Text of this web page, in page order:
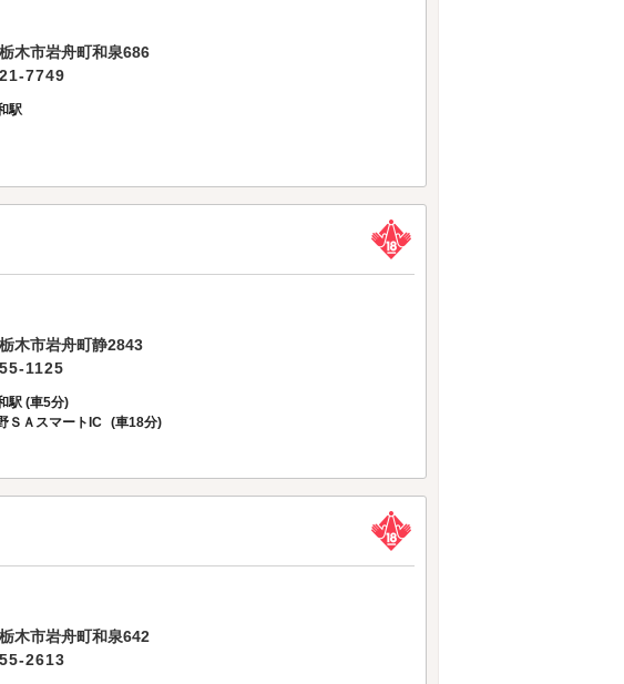
木市岩舟町和泉686
7749
駅
木市岩舟町静2843
1125
駅 (車5分)
ＳＡスマートIC (車18分)
木市岩舟町和泉642
2613